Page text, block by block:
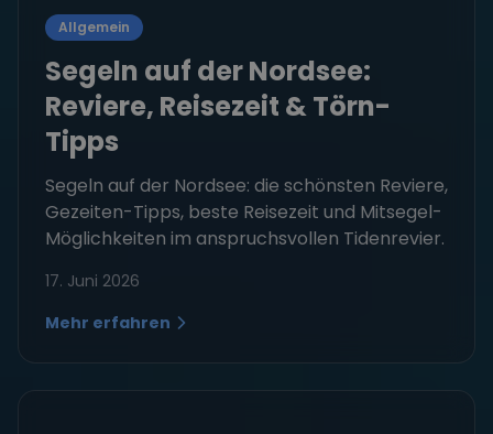
Allgemein
Segeln auf der Nordsee:
Reviere, Reisezeit & Törn-
Tipps
Segeln auf der Nordsee: die schönsten Reviere,
Gezeiten-Tipps, beste Reisezeit und Mitsegel-
Möglichkeiten im anspruchsvollen Tidenrevier.
17. Juni 2026
Mehr erfahren